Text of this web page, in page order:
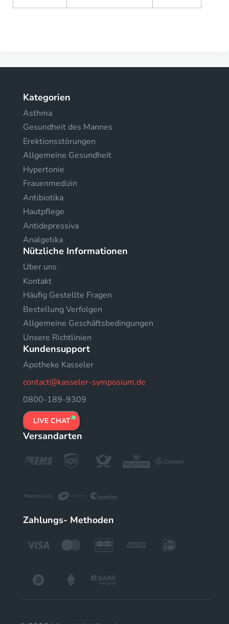
Kategorien
Asthma
Gesundheit des Mannes
Erektionsstörungen
Allgemeine Gesundheit
Hypertonie
Frauenmedizin
Antibiotika
Hautpflege
Antidepressiva
Analgetika
Nützliche Informationen
Uber uns
Kontakt
Häufig Gestellte Fragen
Bestellung Verfolgen
Allgemeine Geschäftsbedingungen
Unsere Richtlinien
Kundensupport
Apotheke Kasseler
contact@kasseler-symposium.de
0800-189-9309
LIVE CHAT
Versandarten
Zahlungs- Methoden